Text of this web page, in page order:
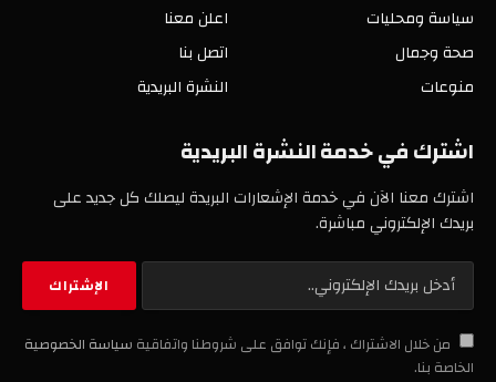
سياسة ومحليات
صحة وجمال
منوعات
اعلن معنا
اتصل بنا
النشرة البريدية
اشترك في خدمة النشرة البريدية
اشترك معنا الآن في خدمة الإشعارات البريدة ليصلك كل جديد على
بريدك الإلكتروني مباشرة.
من خلال الاشتراك ، فإنك توافق على شروطنا واتفاقية سياسة الخصوصية
الخاصة بنا.